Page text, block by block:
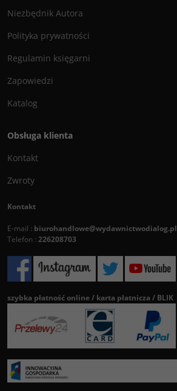
Niezbędnik Autora
Polityka prywatności
Regulamin księgarni
Zapowiedzi
Katalog
Obsługa klienta
Kontakt
Zwroty
Kontakt
E-mail : biurohandlowe@wydawnictwodialog.pl
Telefon : 226208703
szybka płatność online / karta płatnicza / BLIK